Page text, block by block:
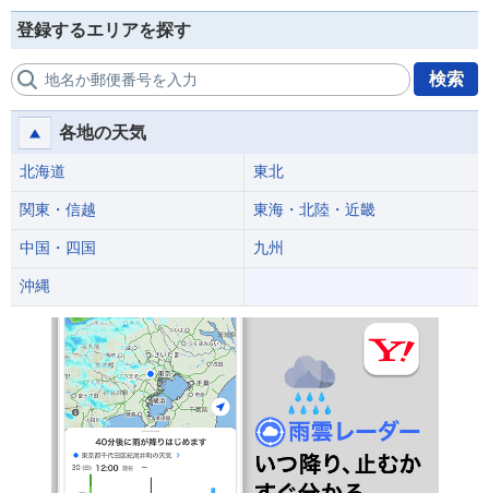
登録するエリアを探す
地名か郵便番号を入力 検索
各地の天気
北海道 東北
関東・信越 東海・北陸・近畿
中国・四国 九州
沖縄